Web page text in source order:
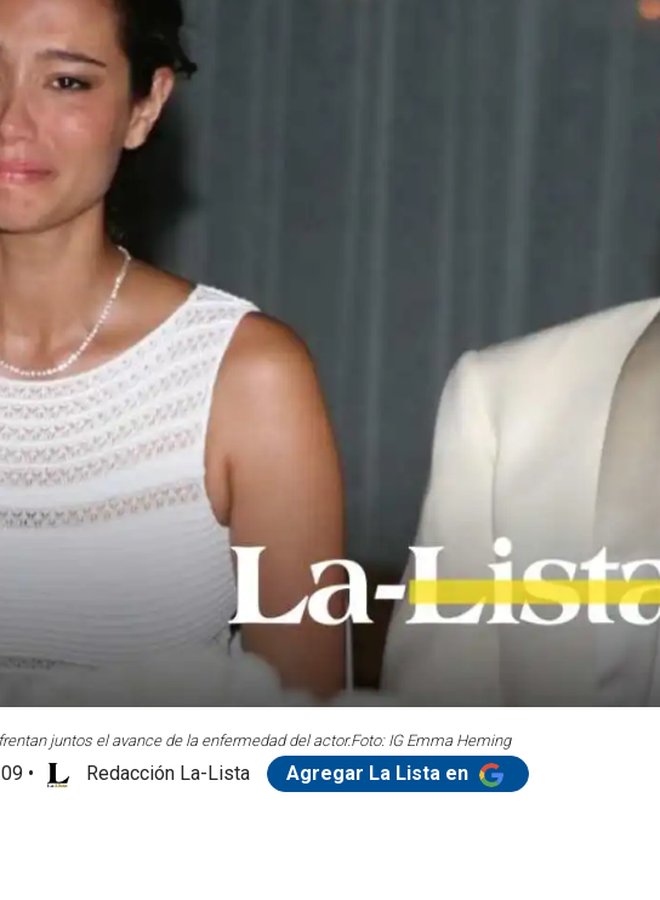
juntos el avance de la enfermedad del actor.Foto: IG Emma Heming
• Redacción La-Lista Agregar La Lista en